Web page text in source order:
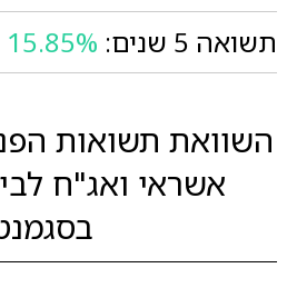
תשואה 5 שנים:
15.85%
השוואת תשואות
אשראי ואג"ח